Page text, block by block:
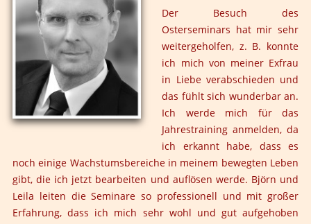
Skepsis schon bei kleinsten Anlässen. Immer noch
empfand ich eine große Scham, die in krassem
Gegensatz zu meinen intensiven Gefühlen stand und
mir das Leben nicht unbedingt leichter oder klarer
machte.
Dann sagtest du, liebe Leila, etwas ganz Entscheidendes:
"Nur der, der sich selbst liebt und von ganzem Herzen
annimmt, kann offen und herzlich anderen Menschen
gegenübertreten." Ich sagte mir den Satz wieder und
wieder und merkte dabei, dass das mein Problem war,
ich nahm mich nicht von ganzem Herzen selbst an,
konnte mich nicht wirklich lieben. Gegen Ende des
Trainings kam dann für mich die große Befreiung: Stück
Der Besuch des
Osterseminars hat mir sehr
weitergeholfen, z. B. konnte
ich mich von meiner Exfrau
in Liebe verabschieden und
das fühlt sich wunderbar an.
Ich werde mich für das
Jahrestraining anmelden, da
ich erkannt habe, dass es
noch einige Wachstumsbereiche in meinem bewegten Leben
gibt, die ich jetzt bearbeiten und auflösen werde. Björn und
Leila leiten die Seminare so professionell und mit großer
Erfahrung, dass ich mich sehr wohl und gut aufgehoben